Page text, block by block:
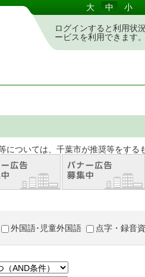
大 中 小
ログインすると利用状
ービスを利用できます。
が推奨等をするもので
外国語･児童外国語 点字・録音